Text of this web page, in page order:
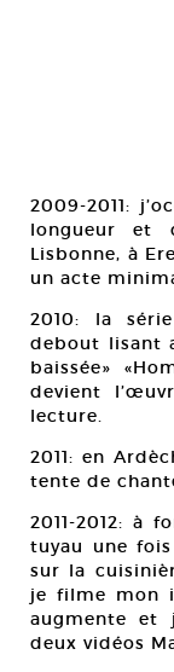
2009-2011:
longueur et
Lisbonne, à
un acte
2010: la
debout lisant
baissée»
devient
lecture.
2011: en
tente de
2011-2012: à
tuyau une
sur la
je filme mon
augmente et
deux vidéos